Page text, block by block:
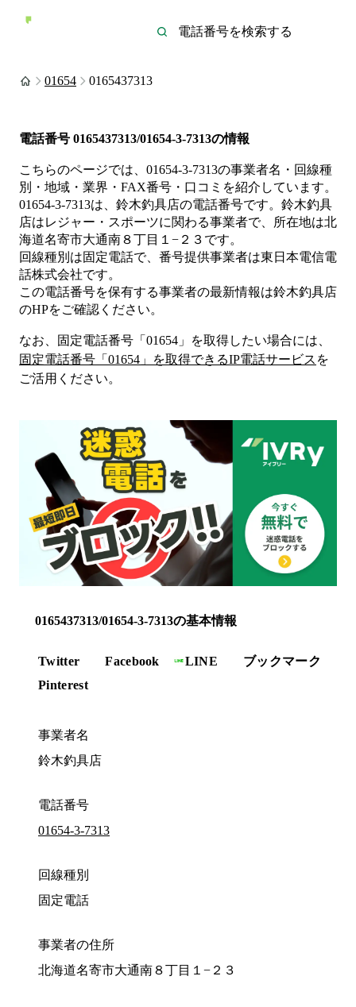
01654 0165437313
電話番号 0165437313/01654-3-7313の情報
こちらのページでは、 01654-3-7313の事業者名・回線種
別・地域・業界・FAX番号・口コミを紹介しています。
01654-3-7313は、 鈴木釣具店の電話番号です。 鈴木釣具
店はレジャー・スポーツに関わる事業者で、所在地は北
海道名寄市大通南８丁目１−２３ です。
回線種別は固定電話で、番号提供事業者は東日本電信電
話株式会社です。
この電話番号を保有する事業者の最新情報は鈴木釣具店
のHPをご確認ください。
なお、固定電話番号「 01654 」を取得したい場合には、
固定電話番号「 01654 」を取得できるIP電話サービス を
ご活用ください。
0165437313/01654-3-7313の基本情報
Twitter Facebook LINE
ブックマーク
Pinterest
事業者名
鈴木釣具店
電話番号
01654-3-7313
回線種別
固定電話
事業者の住所
北海道名寄市大通南８丁目１−２３